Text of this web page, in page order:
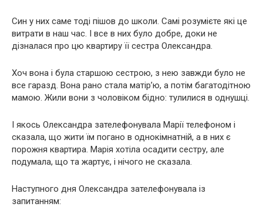
Син у них саме тоді пішов до школи. Самі розумієте які це
витрати в наш час. І все в них було добре, доки не
дізналася про цю квартиру її сестра Олександра.
Хоч вона і була старшою сестрою, з нею завжди було не
все гаразд. Вона рано стала матір’ю, а потім багатодітною
мамою. Жили вони з чоловіком бідно: тулилися в однушці.
І якось Олександра зателефонувала Марії телефоном і
сказала, що жити їм погано в однокімнатній, а в них є
порожня квартира. Марія хотіла осадити сестру, але
подумала, що та жартує, і нічого не сказала.
Наступного дня Олександра зателефонувала із
запитанням: